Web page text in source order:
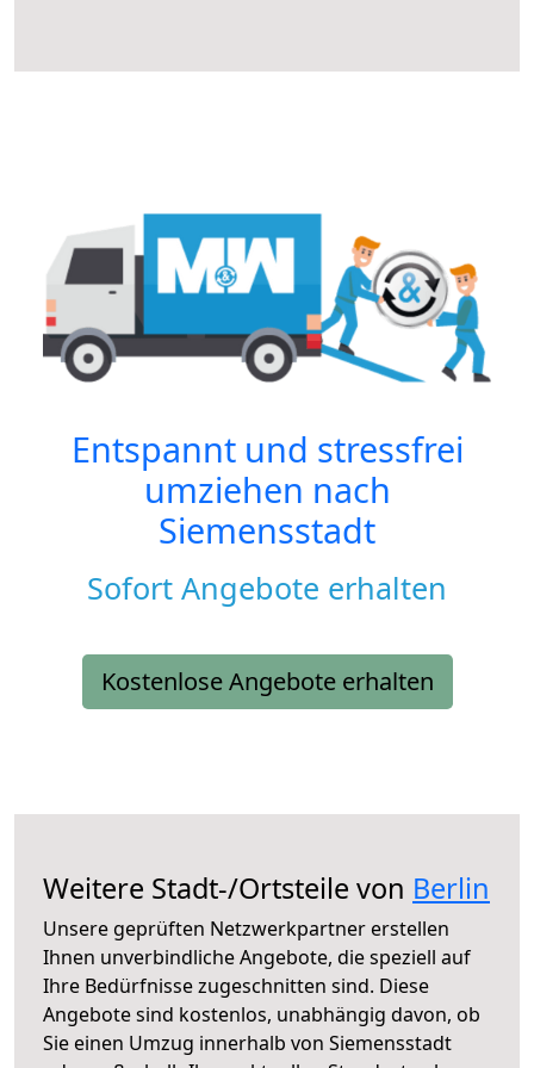
Entspannt und stressfrei
umziehen nach
Siemensstadt
Sofort Angebote erhalten
Kostenlose Angebote erhalten
Weitere Stadt-/Ortsteile von Berlin
Unsere geprüften Netzwerkpartner erstellen
Ihnen unverbindliche Angebote, die speziell auf
Ihre Bedürfnisse zugeschnitten sind. Diese
Angebote sind kostenlos, unabhängig davon, ob
Sie einen Umzug innerhalb von Siemensstadt